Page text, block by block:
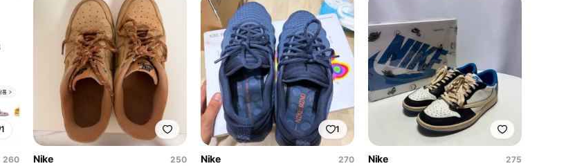
1
260
Nike
250
1
Nike
270
Nike
275